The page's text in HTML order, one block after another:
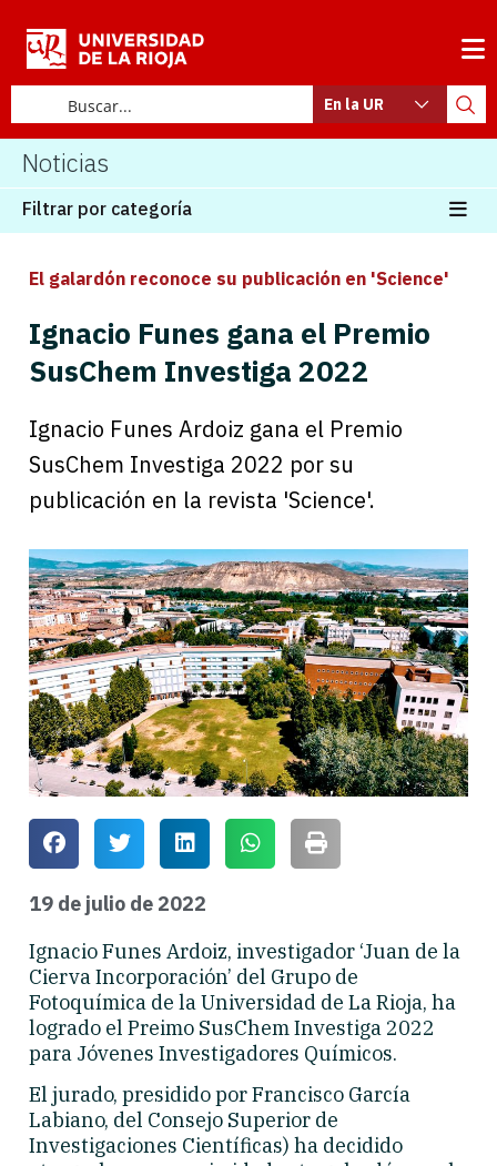
En la UR
Noticias
Filtrar por categoría
El galardón reconoce su publicación en 'Science'
Ignacio Funes gana el Premio
SusChem Investiga 2022
Ignacio Funes Ardoiz gana el Premio
SusChem Investiga 2022 por su
publicación en la revista 'Science'.
19 de julio de 2022
Ignacio Funes Ardoiz, investigador ‘Juan de la
Cierva Incorporación’ del Grupo de
Fotoquímica de la Universidad de La Rioja, ha
logrado el Preimo SusChem Investiga 2022
para Jóvenes Investigadores Químicos.
El jurado, presidido por Francisco García
Labiano, del Consejo Superior de
Investigaciones Científicas) ha decidido